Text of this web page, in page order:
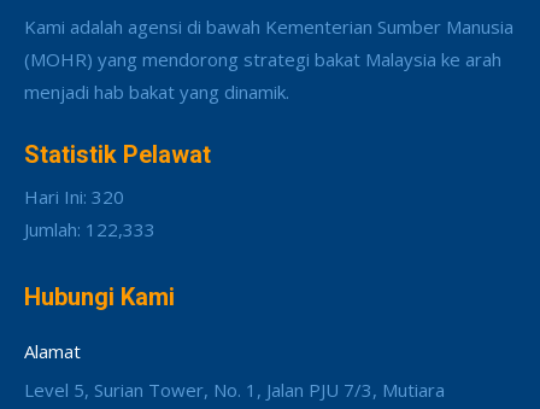
Kami adalah agensi di bawah Kementerian Sumber Manusia
(MOHR) yang mendorong strategi bakat Malaysia ke arah
menjadi hab bakat yang dinamik.
Statistik Pelawat
Hari Ini: 320
Jumlah: 122,333
Hubungi Kami
Alamat
Level 5, Surian Tower, No. 1, Jalan PJU 7/3, Mutiara